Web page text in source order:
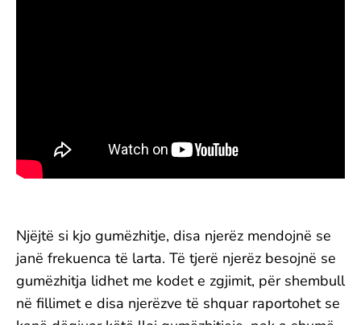
Njëjtë si kjo gumëzhitje, disa njerëz mendojnë se
janë frekuenca të larta. Të tjerë njerëz besojnë se
gumëzhitja lidhet me kodet e zgjimit, për shembull
në fillimet e disa njerëzve të shquar raportohet se